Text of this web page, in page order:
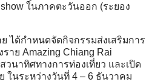
ในภาคตะวันออก (ระยอง
ได้กำหนดจัดกิจกรรมส่งเสริมการ
ราย Amazing Chiang Rai
วนาทิศทางการท่องเที่ยว และเปิด
ในระหว่างวันที่ 4 – 6 ธันวาคม